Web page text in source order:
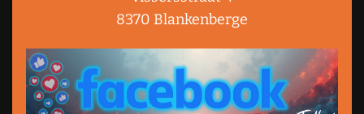
8370 Blankenberge